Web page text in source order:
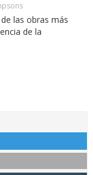
las obras más
de la